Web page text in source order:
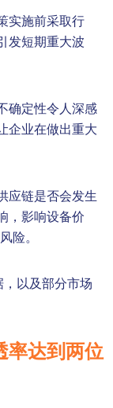
实施前采取行
发短期重大波
确定性令人深感
企业在做出重大
应链是否会发生
，影响设备价
险。
以及部分市场
率达到两位